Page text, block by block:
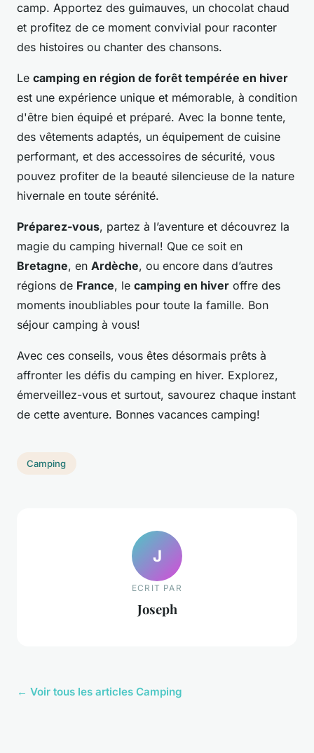
camp. Apportez des guimauves, un chocolat chaud
et profitez de ce moment convivial pour raconter
des histoires ou chanter des chansons.
Le camping en région de forêt tempérée en hiver
est une expérience unique et mémorable, à condition
d'être bien équipé et préparé. Avec la bonne tente,
des vêtements adaptés, un équipement de cuisine
performant, et des accessoires de sécurité, vous
pouvez profiter de la beauté silencieuse de la nature
hivernale en toute sérénité.
Préparez-vous, partez à l’aventure et découvrez la
magie du camping hivernal! Que ce soit en
Bretagne, en Ardèche, ou encore dans d’autres
régions de France, le camping en hiver offre des
moments inoubliables pour toute la famille. Bon
séjour camping à vous!
Avec ces conseils, vous êtes désormais prêts à
affronter les défis du camping en hiver. Explorez,
émerveillez-vous et surtout, savourez chaque instant
de cette aventure. Bonnes vacances camping!
Camping
J
ECRIT PAR
Joseph
← Voir tous les articles Camping